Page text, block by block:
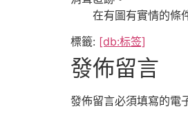
在有圖有實情的條件
標籤: [db:标签]
發佈留言
發佈留言必須填寫的電